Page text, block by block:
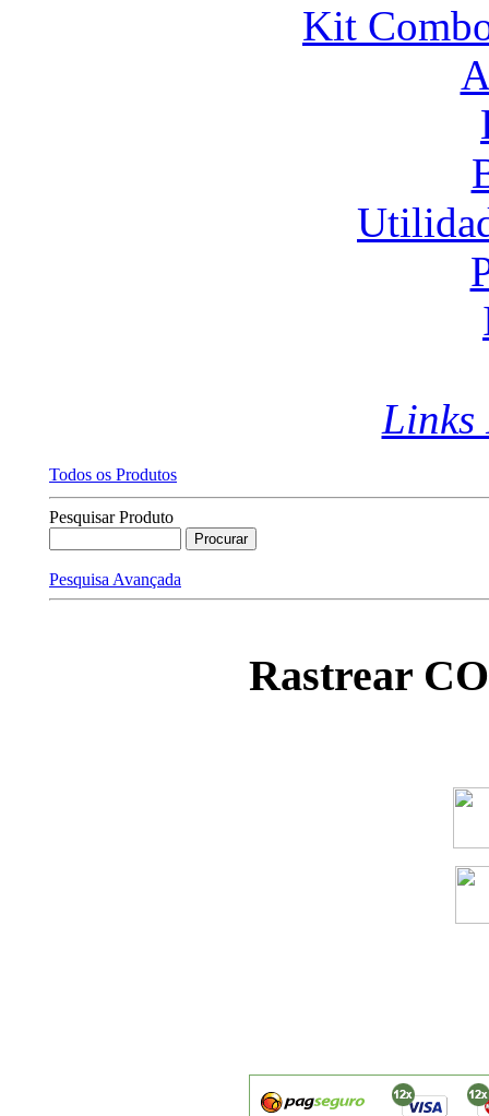
Kit
Links
Todos os Produtos
Pesquisar Produto
Pesquisa Avançada
Rastrear